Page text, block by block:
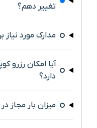
تغییر دهم؟
مدارک مورد
آیا امکان رزرو
دارد؟
میزان بار مجاز